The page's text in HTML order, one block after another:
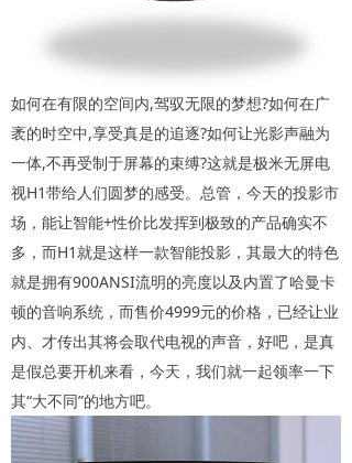
如何在有限的空间内,驾驭无限的梦想?如何在广
袤的时空中,享受真是的追逐?如何让光影声融为
一体,不再受制于屏幕的束缚?这就是极米无屏电
视H1带给人们圆梦的感受。总管，今天的投影市
场，能让智能+性价比发挥到极致的产品确实不
多，而H1就是这样一款智能投影，其最大的特色
就是拥有900ANSI流明的亮度以及内置了哈曼卡
顿的音响系统，而售价4999元的价格，已经让业
内、才传出其将会取代电视的声音，好吧，是真
是假总要开机来看，今天，我们就一起领率一下
其“大不同”的地方吧。